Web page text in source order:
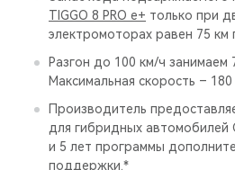
TIGGO 8 PRO e+ только при
электромоторах равен 75 км
Разгон до 100 км/ч занимаем
Максимальная скорость – 180
Производитель
для гибридных автомобилей
и 5 лет программы
поддержки.*